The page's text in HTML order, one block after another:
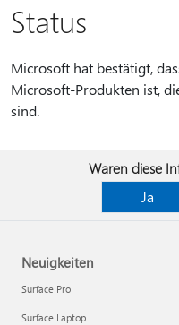
Status
Microsoft hat bestätigt,
Microsoft-Produkten ist,
sind.
Waren diese
Ja
Neuigkeiten
Surface Pro
Surface Laptop